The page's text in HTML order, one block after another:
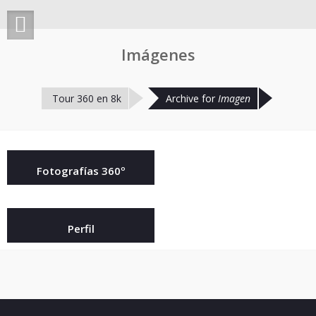
Imágenes
Tour 360 en 8k Archive for Imagen
Fotografías 360º
Perfil